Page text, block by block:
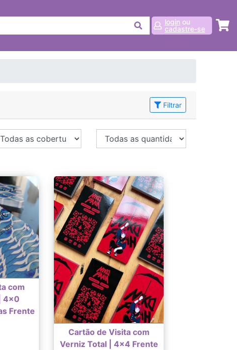
login ou
cadastre-se
Filtrar
com
4x0
Frente
Cartão de Visita com
Verniz Total | 4x4 Frente